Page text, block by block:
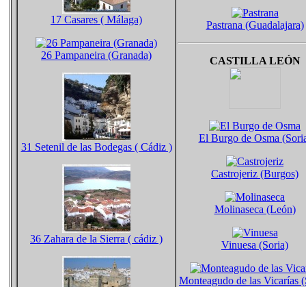
17 Casares ( Málaga)
26 Pampaneira (Granada)
31 Setenil de las Bodegas ( Cádiz )
36 Zahara de la Sierra ( cádiz )
Pastrana (Guadalajara)
CASTILLA LEÓN
El Burgo de Osma
Castrojeriz (Burgos)
Molinaseca (León)
Vinuesa (Soria)
Monteagudo de las Vicarías